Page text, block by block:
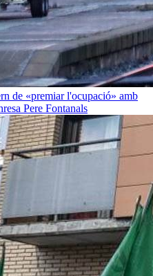
de «premiar l'ocupació» amb
Pere Fontanals